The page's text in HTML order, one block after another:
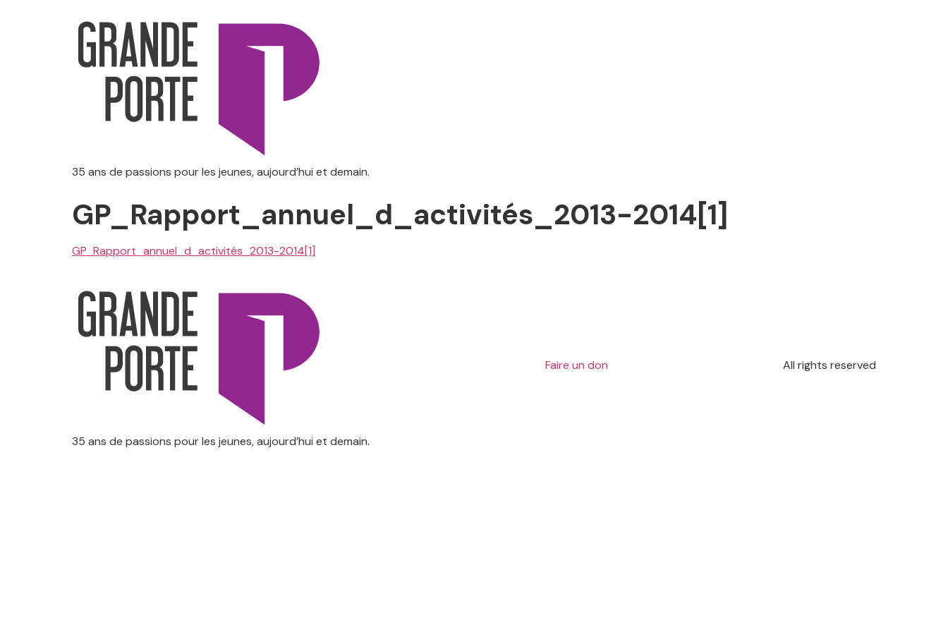
35 ans de passions pour les jeunes, aujourd’hui et demain.
GP_Rapport_annuel_d_activités_2013-2014[1]
GP_Rapport_annuel_d_activités_2013-2014[1]
35 ans de passions pour les jeunes, aujourd’hui et demain.
Faire un don All rights reserved